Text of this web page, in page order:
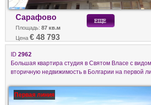
Сарафово
Площадь: 87 кв.м
Цена € 48 793
ID 2962
Большая квартира студия в Святом Власе с
вторичную недвижимость в Болгарии на первой
Первая линия